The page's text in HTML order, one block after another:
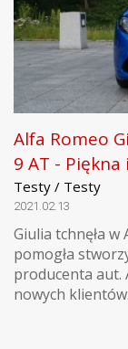
Alfa Romeo
9 AT -
Testy / Testy
2021.02.13
Giulia tchnęła w
pomogła
producenta aut.
nowych klientów.